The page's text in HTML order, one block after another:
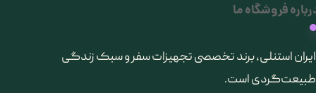
فروشگاه ما
​ایران استنلی، برند تخصصی تجهیزات سفر و سبک زندگی
طبیعت‌گردی است.